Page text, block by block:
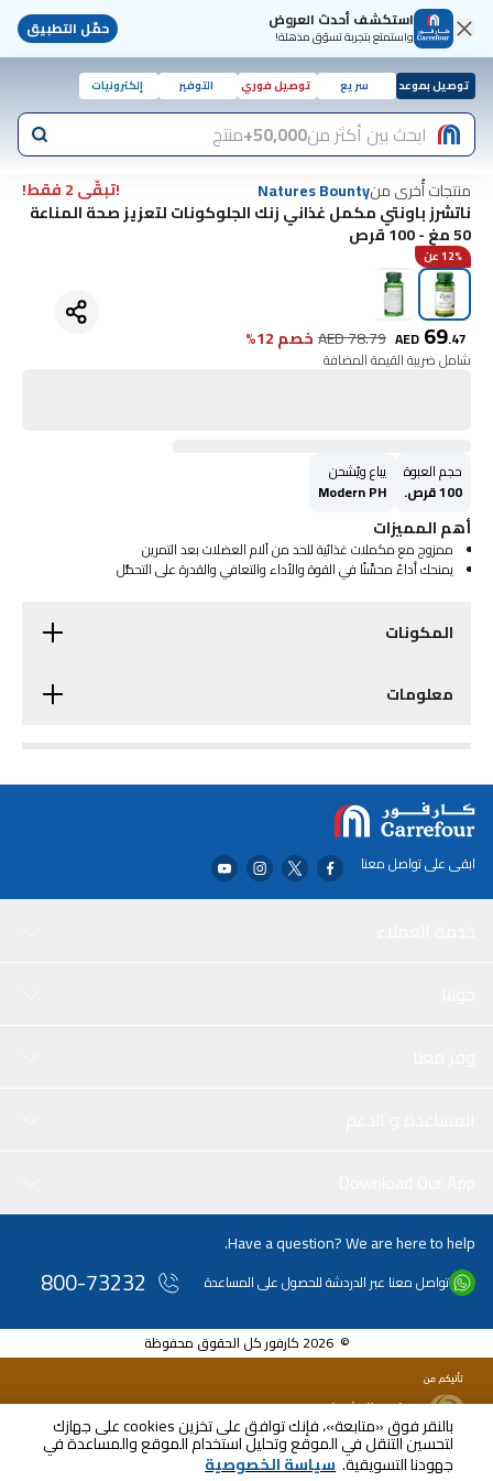
بالنقر فوق «متابعة»، فإنك توافق على تخزين cookies على جهازك
لتحسين التنقل في الموقع وتحليل استخدام الموقع والمساعدة في
جهودنا التسويقية. سياسة الخصوصية
استكشف أحدث العروض
واستمتع بتجربة تسوّق مذهلة! حمّل التطبيق
توصيل بموعد سريع توصيل فوري التوفير إلكترونيات
ابحث بين أكثر من50,000+ منتج
منتجات أُخرى منNatures Bounty
!تبقّى 2 فقط!
ناتشرز باونتي مكمل غذاني زنك الجلوكونات لتعزيز صحة المناعة
50 مغ - 100 قرص
12% عن
AED 69.47
AED78.79 خصم 12%
شامل ضريبة القيمة المضافة
حجم العبوة
100 قرص.
يباع ويُشحن
Modern PH
أهم المميزات
ممزوج مع مكملات غذائية للحد من آلام العضلات بعد التمرين
يمنحك أداءً محسَّنًا في القوة والأداء والتعافي والقدرة على التحمُّل
المكونات
معلومات
Scheduled
الأربعاء, أغسطس ١٢رابع
ابقى على تواصل معنا
Have a question? We are here to help.
تواصل معنا عبر الدردشة للحصول على المساعدة 800-73232
© 2026 كارفور كل الحقوق محفوظة